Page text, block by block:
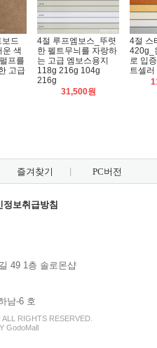
드
운 색
프를
고급
4절 루프엠보스_뚜렷
한 펠트무늬를 자랑하
는 고급 엠보스용지
118g 216g 104g
216g
31,500원
4절 스
420g_
로 입
트셀러
즐겨찾기 PC버전
정보취급방침
49 1층 솔로몬샵
남-6 호
ALL RIGHTS RESERVED.
GodoMall